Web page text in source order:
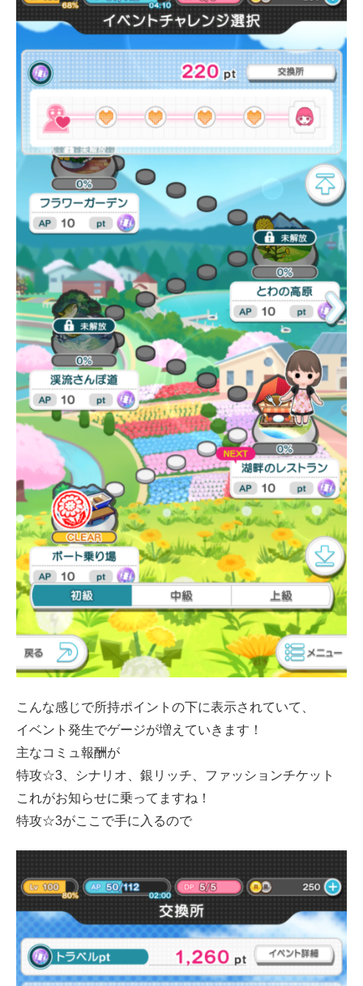
こんな感じで所持ポイントの下に表示されていて、
イベント発生でゲージが増えていきます！
主なコミュ報酬が
特攻☆3、シナリオ、銀リッチ、ファッションチケット
これがお知らせに乗ってますね！
特攻☆3がここで手に入るので